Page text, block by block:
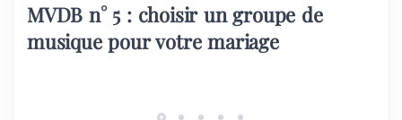
MVDB n° 5 : choisir un groupe de
musique pour votre mariage